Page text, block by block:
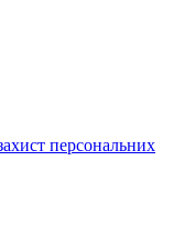
персональних